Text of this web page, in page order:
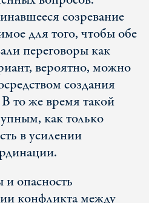
созревание
для того, чтобы обе
переговоры как
вероятно, можно
создания
то же время такой
как только
в усилении
опасность
конфликта между